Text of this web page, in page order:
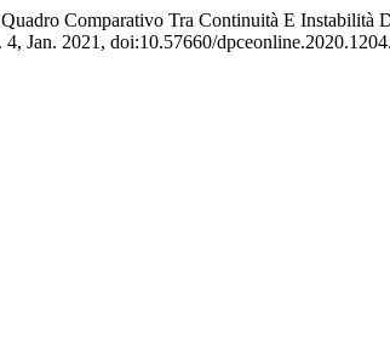
Comparativo Tra Continuità E
4, Jan. 2021, doi:10.57660/dpceonline.2020.1204.